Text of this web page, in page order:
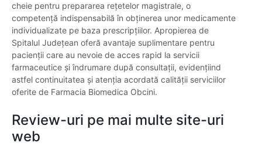
cheie pentru prepararea rețetelor magistrale, o
competență indispensabilă în obținerea unor medicamente
individualizate pe baza prescripțiilor. Apropierea de
Spitalul Județean oferă avantaje suplimentare pentru
pacienții care au nevoie de acces rapid la servicii
farmaceutice și îndrumare după consultații, evidențiind
astfel continuitatea și atenția acordată calității serviciilor
oferite de Farmacia Biomedica Obcini.
Review-uri pe mai multe site-uri
web